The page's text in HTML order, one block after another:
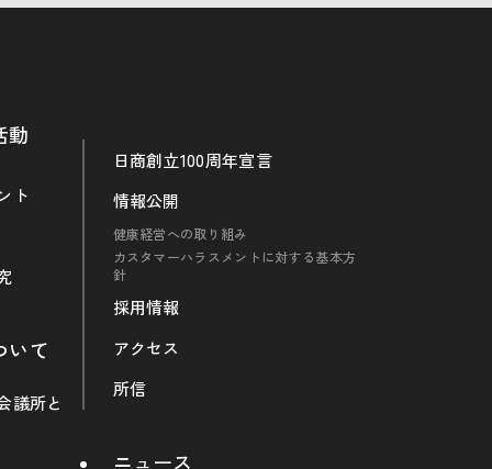
動
ト
いて
議所と
日商創立100周年宣言
情報公開
健康経営への取り組み
カスタマーハラスメントに対する基本方
針
採用情報
アクセス
所信
ニュース